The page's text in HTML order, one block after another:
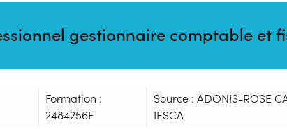
gestionnaire comptable et
Formation :
2484256F
Source : ADONIS-ROSE
IESCA